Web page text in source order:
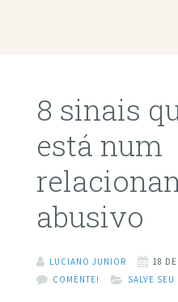
8 sinais
está num
abusivo
LUCIANO JUNIOR
18
COMENTE!
SALVE